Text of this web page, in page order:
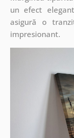
un efect
asigură o
impresionant.